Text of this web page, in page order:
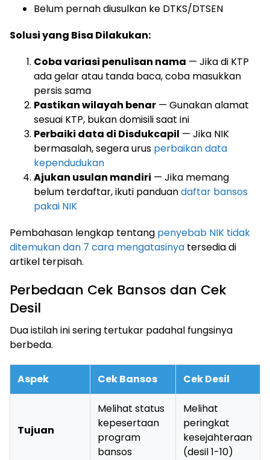
Belum pernah diusulkan ke DTKS/DTSEN
Solusi yang Bisa Dilakukan:
Coba variasi penulisan nama — Jika di KTP
ada gelar atau tanda baca, coba masukkan
persis sama
Pastikan wilayah benar — Gunakan alamat
sesuai KTP, bukan domisili saat ini
Perbaiki data di Disdukcapil — Jika NIK
bermasalah, segera urus perbaikan data
kependudukan
Ajukan usulan mandiri — Jika memang
belum terdaftar, ikuti panduandaftar bansos
pakai NIK
Pembahasan lengkap tentang penyebab NIK tidak
ditemukan dan 7 cara mengatasinya tersedia di
artikel terpisah.
Perbedaan Cek Bansos dan Cek
Desil
Dua istilah ini sering tertukar padahal fungsinya
berbeda.
Aspek Cek Bansos Cek Desil
Tujuan
Melihat status
kepesertaan
program
bansos
Melihat
peringkat
kesejahteraan
(desil 1-10)